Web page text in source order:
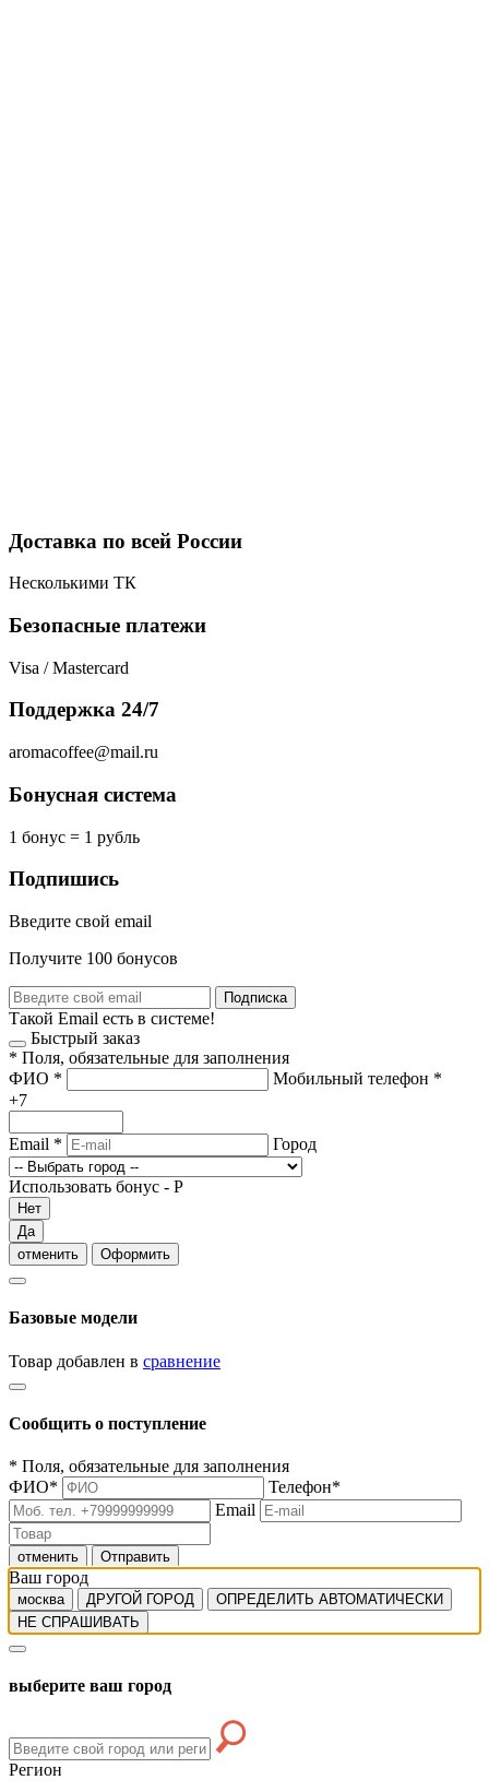
Доставка по всей России
Несколькими ТК
Безопасные платежи
Visa / Mastercard
Поддержка 24/7
aromacoffee@mail.ru
Бонусная система
1 бонус = 1 рубль
Подпишись
Введите свой email
Получите 100 бонусов
Подписка
Такой Email есть в системе!
Быстрый заказ
* Поля, обязательные для заполнения
ФИО * Мобильный телефон *
+7
Email * Город
Использовать бонус - Р
Нет
Да
отменить
Оформить
Базовые модели
Товар добавлен в сравнение
Сообщить о поступление
* Поля, обязательные для заполнения
ФИО* Телефон*
Email
отменить Отправить
Ваш город
москва ДРУГОЙ ГОРОД
ОПРЕДЕЛИТЬ АВТОМАТИЧЕСКИ
НЕ СПРАШИВАТЬ
выберите ваш город
Регион